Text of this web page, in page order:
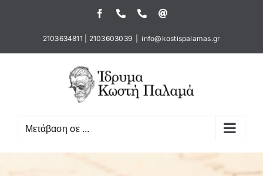
περιεχόμενο
FacebookΤηλέφωνοΤηλέφωνο
2103634811 2103603039 info@kostispalamas.gr
Μετάβαση σε ...